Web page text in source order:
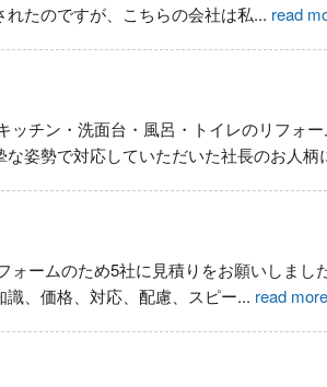
たのですが、こちらの会社は私... read
ッチン・洗面台・風呂・トイレのリフォー
姿勢で対応していただいた社長のお人柄
ォームのため5社に見積りをお願いしま
、価格、対応、配慮、スピー... read more